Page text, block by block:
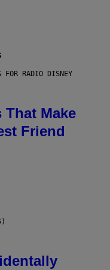
FOR RADIO DISNEY
Make
Friend